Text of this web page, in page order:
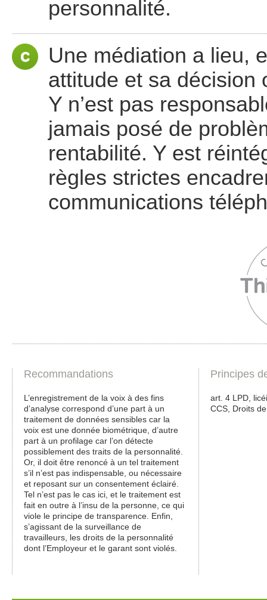
personnalité.
Une médiation a lieu,
attitude et sa décision
Y n’est pas
jamais posé de
rentabilité. Y est
règles strictes
communications
Recommandations
L’enregistrement de la voix à des fins
d’analyse correspond d’une part à un
traitement de données sensibles car la
voix est une donnée biométrique, d’autre
part à un profilage car l’on détecte
possiblement des traits de la personnalité.
Or, il doit être renoncé à un tel traitement
s’il n’est pas indispensable, ou nécessaire
et reposant sur un consentement éclairé.
Tel n’est pas le cas ici, et le traitement est
fait en outre à l’insu de la personne, ce qui
viole le principe de transparence. Enfin,
s’agissant de la surveillance de
travailleurs, les droits de la personnalité
dont l’Employeur et le garant sont violés.
Principes
art. 4 LPD,
CCS, Droits